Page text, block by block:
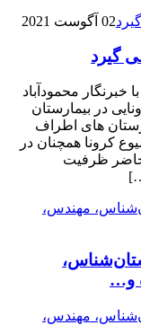
02 آگوست 2021
گیرد
محمودآباد
حاضر 50 بیمار کرونایی در بیمارستان
نیز در بیمارستان های اطراف
کرونا همچنان در
ظرفیت
و…